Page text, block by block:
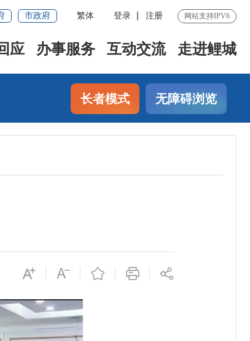
市政府 繁体 登录 注册 网站支持IPV6
应 办事服务 互动交流 走进鲤城
长者模式 无障碍浏览